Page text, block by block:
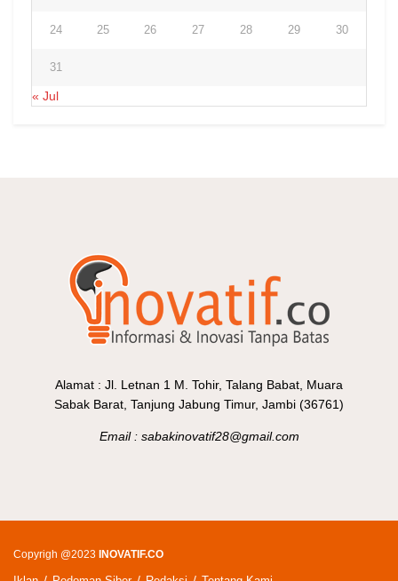
24 25 26 27 28 29 30
31
« Jul
Alamat : Jl. Letnan 1 M. Tohir, Talang Babat, Muara
Sabak Barat, Tanjung Jabung Timur, Jambi (36761)
Email : sabakinovatif28@gmail.com
Copyrigh @2023 INOVATIF.CO